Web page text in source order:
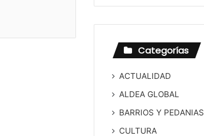
Categorías
ACTUALIDAD
ALDEA GLOBAL
BARRIOS Y PEDANIAS
CULTURA